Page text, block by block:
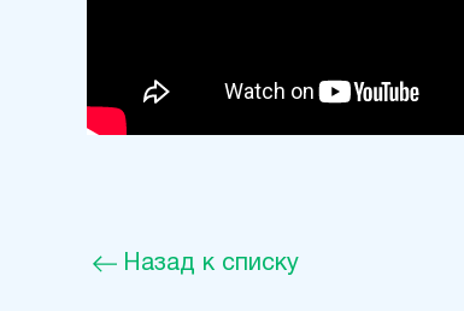
Назад к списку